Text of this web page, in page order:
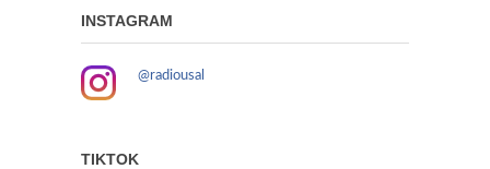
INSTAGRAM
@radiousal
TIKTOK